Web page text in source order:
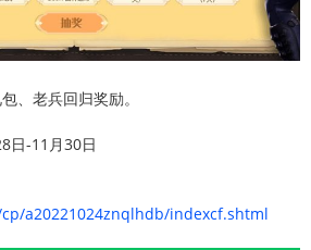
、老兵回归奖励。
日-11月30日
a20221024znqlhdb/indexcf.shtml